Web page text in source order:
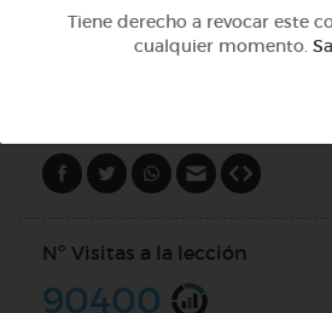
Nº Visitas a la lección
90400
Tiene derecho a revocar este
cualquier momento.